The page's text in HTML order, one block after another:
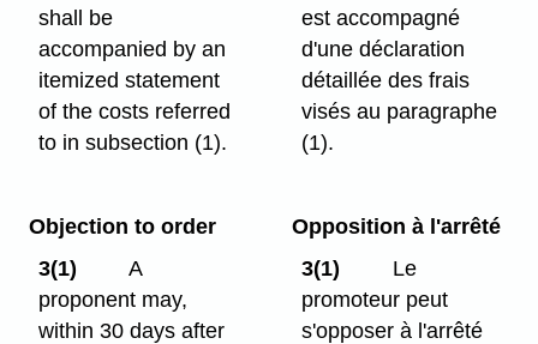
shall be
accompanied by an
itemized statement
of the costs referred
to in subsection (1).
est accompagné
d'une déclaration
détaillée des frais
visés au paragraphe
(1).
Objection to order
3(1)
A
proponent may,
within 30 days after
Opposition à l'arrêté
3(1)
Le
promoteur peut
s'opposer à l'arrêté